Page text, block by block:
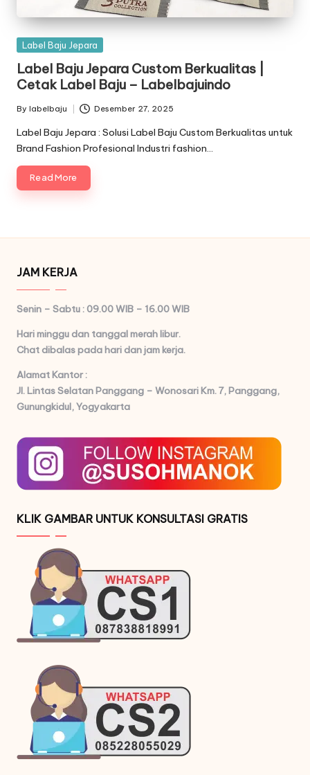
Posted
Label Baju Jepara
Label Baju Jepara Custom Berkualitas |
Cetak Label Baju – Labelbajuindo
Posted
by
By labelbaju Desember 27, 2025
Label Baju Jepara : Solusi Label Baju Custom Berkualitas untuk
Brand Fashion Profesional Industri fashion…
Read More
JAM KERJA
Senin – Sabtu : 09.00 WIB – 16.00 WIB
Hari minggu dan tanggal merah libur.
Chat dibalas pada hari dan jam kerja.
Alamat Kantor :
Jl. Lintas Selatan Panggang – Wonosari Km. 7,Panggang,
Gunungkidul, Yogyakarta
KLIK GAMBAR UNTUK KONSULTASI GRATIS